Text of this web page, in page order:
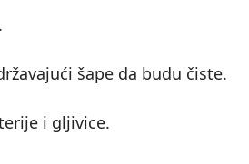
šape da budu čiste.
i gljivice.